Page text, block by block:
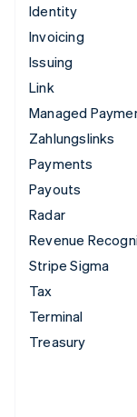
Identity
Invoicing
Issuing
Link
Managed
Zahlungslinks
Payments
Payouts
Radar
Revenue
Stripe Sigma
Tax
Terminal
Treasury